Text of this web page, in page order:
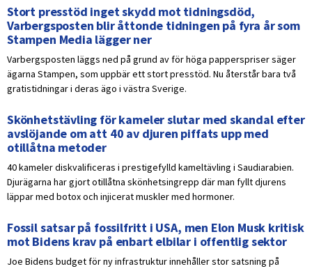
Stort presstöd inget skydd mot tidningsdöd,
Varbergsposten blir åttonde tidningen på fyra år som
Stampen Media lägger ner
Varbergsposten läggs ned på grund av för höga papperspriser säger
ägarna Stampen, som uppbär ett stort presstöd. Nu återstår bara två
gratistidningar i deras ägo i västra Sverige.
Skönhetstävling för kameler slutar med skandal efter
avslöjande om att 40 av djuren piffats upp med
otillåtna metoder
40 kameler diskvalificeras i prestigefylld kameltävling i Saudiarabien.
Djurägarna har gjort otillåtna skönhetsingrepp där man fyllt djurens
läppar med botox och injicerat muskler med hormoner.
Fossil satsar på fossilfritt i USA, men Elon Musk kritisk
mot Bidens krav på enbart elbilar i offentlig sektor
Joe Bidens budget för ny infrastruktur innehåller stor satsning på